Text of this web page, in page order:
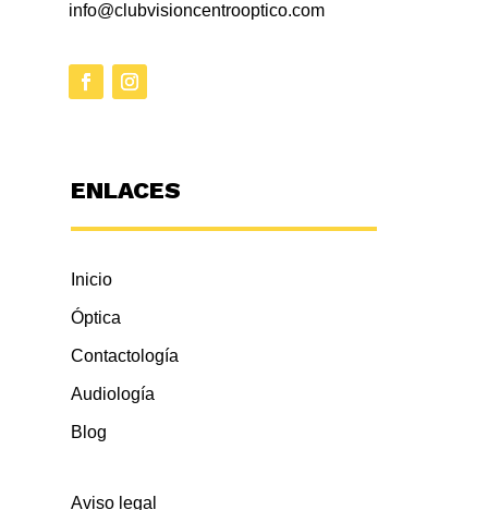
info@clubvisioncentrooptico.com
ENLACES
Inicio
Óptica
Contactología
Audiología
Blog
Aviso legal